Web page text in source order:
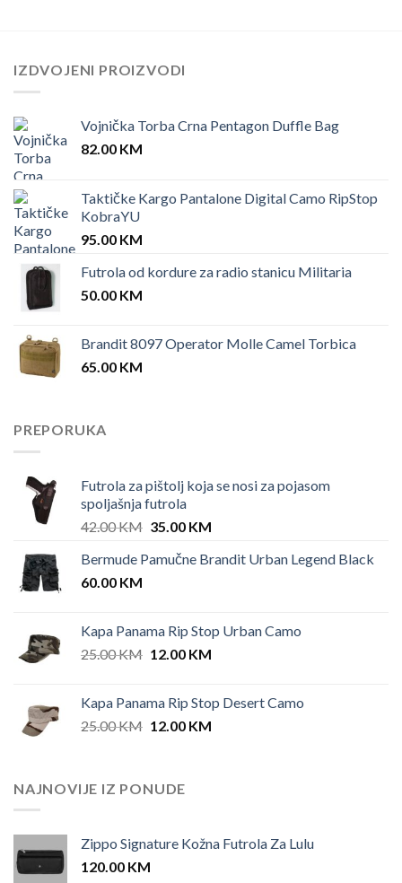
IZDVOJENI PROIZVODI
Vojnička Torba Crna Pentagon Duffle Bag
82.00 KM
Taktičke Kargo Pantalone Digital Camo RipStop
KobraYU
95.00 KM
Futrola od kordure za radio stanicu Militaria
50.00 KM
Brandit 8097 Operator Molle Camel Torbica
65.00 KM
PREPORUKA
Futrola za pištolj koja se nosi za pojasom
spoljašnja futrola
42.00KM Original
was:
35.00 KMCurrent
is:
Bermude Pamučne Brandit Urban Legend Black
60.00 KM
Kapa Panama Rip Stop Urban Camo
25.00KM Original
25.00 KM.
12.00 KMCurrent
12.00 KM.
Kapa Panama Rip Stop Desert Camo
25.00KM Original
25.00 KM.
12.00 KMCurrent
NAJNOVIJE IZ PONUDE
Zippo Signature Kožna Futrola Za Lulu
120.00 KM